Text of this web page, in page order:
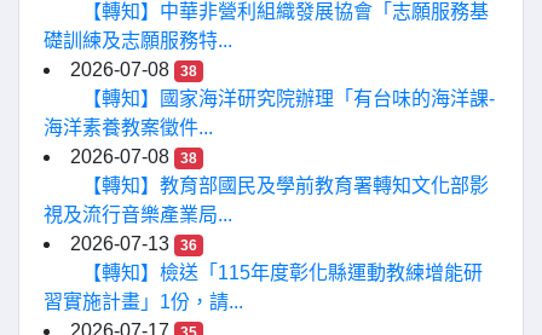
【轉知】中華非營利組織發展協會「志願服務基
礎訓練及志願服務特...
2026-07-08
38
【轉知】國家海洋研究院辦理「有台味的海洋課-
海洋素養教案徵件...
2026-07-08
38
【轉知】教育部國民及學前教育署轉知文化部影
視及流行音樂產業局...
2026-07-13
36
【轉知】檢送「115年度彰化縣運動教練增能研
習實施計畫」1份，請...
2026-07-17